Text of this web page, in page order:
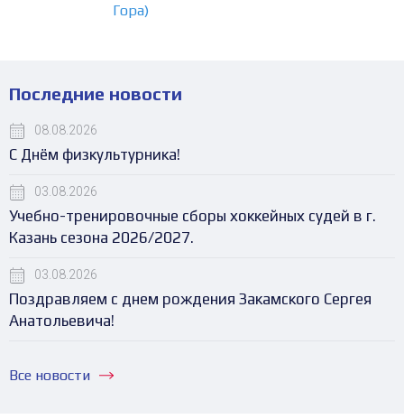
Гора)
Последние новости
08.08.2026
С Днём физкультурника!
03.08.2026
Учебно-тренировочные сборы хоккейных судей в г.
Казань сезона 2026/2027.
03.08.2026
Поздравляем с днем рождения Закамского Сергея
Анатольевича!
Все новости